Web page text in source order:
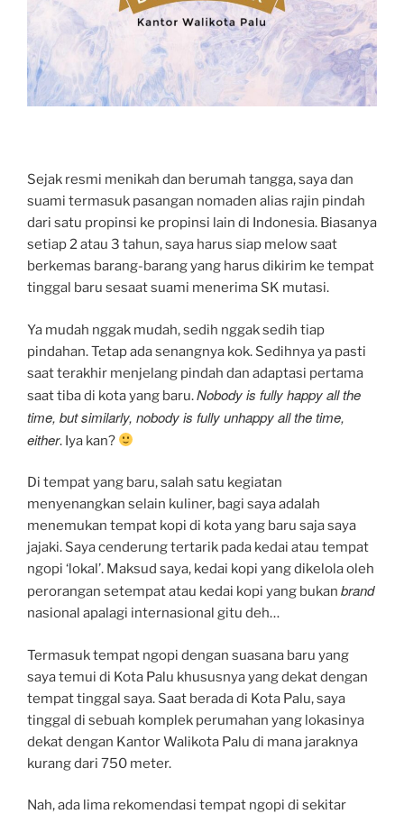
Sejak resmi menikah dan berumah tangga, saya dan
suami termasuk pasangan nomaden alias rajin pindah
dari satu propinsi ke propinsi lain di Indonesia. Biasanya
setiap 2 atau 3 tahun, saya harus siap melow saat
berkemas barang-barang yang harus dikirim ke tempat
tinggal baru sesaat suami menerima SK mutasi.
Ya mudah nggak mudah, sedih nggak sedih tiap
pindahan. Tetap ada senangnya kok. Sedihnya ya pasti
saat terakhir menjelang pindah dan adaptasi pertama
saat tiba di kota yang baru.Nobody is fully happy all the
time, but similarly, nobody is fully unhappy all the time,
either. Iya kan?
Di tempat yang baru, salah satu kegiatan
menyenangkan selain kuliner, bagi saya adalah
menemukan tempat kopi di kota yang baru saja saya
jajaki. Saya cenderung tertarik pada kedai atau tempat
ngopi ‘lokal’. Maksud saya, kedai kopi yang dikelola oleh
perorangan setempat atau kedai kopi yang bukan brand
nasional apalagi internasional gitu deh…
Termasuk tempat ngopi dengan suasana baru yang
saya temui di Kota Palu khususnya yang dekat dengan
tempat tinggal saya. Saat berada di Kota Palu, saya
tinggal di sebuah komplek perumahan yang lokasinya
dekat dengan Kantor Walikota Palu di mana jaraknya
kurang dari 750 meter.
Nah, ada lima rekomendasi tempat ngopi di sekitar